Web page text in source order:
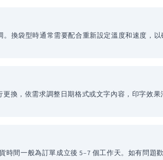
換袋型時通常需要配合重新設定溫度和速度，
換，依需求調整日期格式或文字內容，印字效
間一般為訂單成立後 5–7 個工作天。如有問題